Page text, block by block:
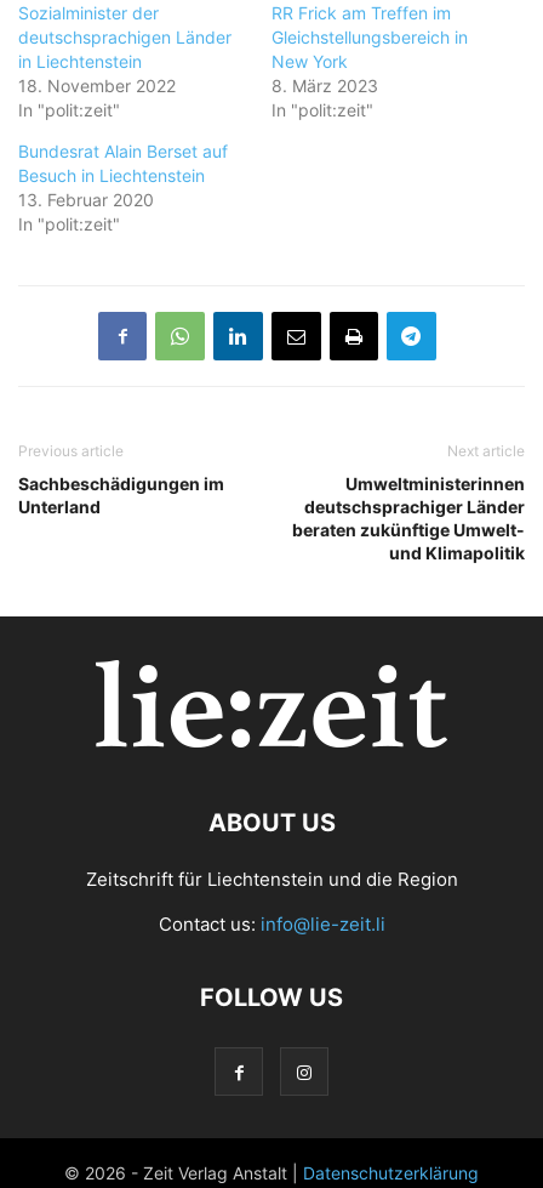
Sozialminister der
deutschsprachigen Länder
in Liechtenstein
18. November 2022
In "polit:zeit"
RR Frick am Treffen im
Gleichstellungsbereich in
New York
8. März 2023
In "polit:zeit"
Bundesrat Alain Berset auf
Besuch in Liechtenstein
13. Februar 2020
In "polit:zeit"
Previous article
Sachbeschädigungen im
Unterland
Next article
Umweltministerinnen
deutschsprachiger Länder
beraten zukünftige Umwelt-
und Klimapolitik
ABOUT US
Zeitschrift für Liechtenstein und die Region
Contact us: info@lie-zeit.li
FOLLOW US
© 2026 - Zeit Verlag Anstalt | Datenschutzerklärung